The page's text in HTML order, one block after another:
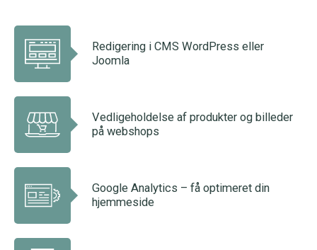
Redigering i CMS WordPress eller
Joomla
Vedligeholdelse af produkter og billeder
på webshops
Google Analytics – få optimeret din
hjemmeside